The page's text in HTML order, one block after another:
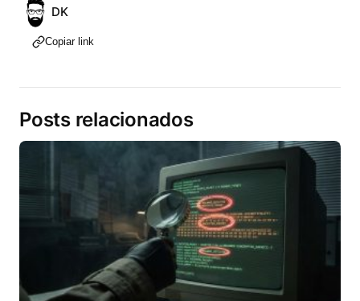
DK
Copiar link
Posts relacionados